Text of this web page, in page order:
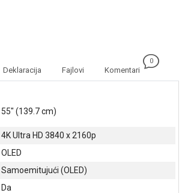
Deklaracija Fajlovi Komentari
0
55" (139.7 cm)
4K Ultra HD 3840 x 2160p
OLED
Samoemitujući (OLED)
Da